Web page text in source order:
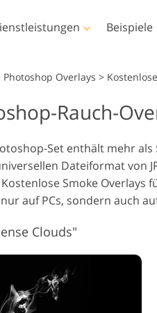
KI-generierte Modelle für
Kleidung
Beispiele
Photoshop
Photoshop-Aktionen
Photoshop-
Überlagerungen
Photoshop-Texturen
Komplette Ps-Aktionen-
Komplette Ps Overlays
Sammlung
Photoshop Overlays >
Rauch-
Set enthält mehr
Dateiformat von
Smoke
auf PCs, sondern auch
Clouds"